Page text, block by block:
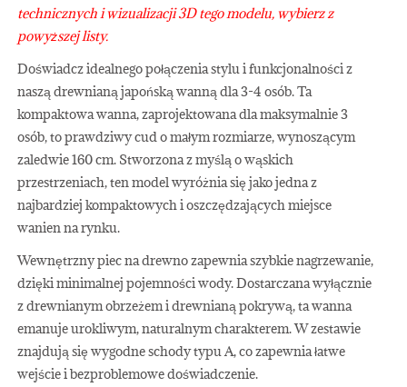
technicznych i wizualizacji 3D tego modelu, wybierz z
powyższej listy.
Doświadcz idealnego połączenia stylu i funkcjonalności z
naszą drewnianą japońską wanną dla 3-4 osób. Ta
kompaktowa wanna, zaprojektowana dla maksymalnie 3
osób, to prawdziwy cud o małym rozmiarze, wynoszącym
zaledwie 160 cm. Stworzona z myślą o wąskich
przestrzeniach, ten model wyróżnia się jako jedna z
najbardziej kompaktowych i oszczędzających miejsce
wanien na rynku.
Wewnętrzny piec na drewno zapewnia szybkie nagrzewanie,
dzięki minimalnej pojemności wody. Dostarczana wyłącznie
z drewnianym obrzeżem i drewnianą pokrywą, ta wanna
emanuje urokliwym, naturalnym charakterem. W zestawie
znajdują się wygodne schody typu A, co zapewnia łatwe
wejście i bezproblemowe doświadczenie.